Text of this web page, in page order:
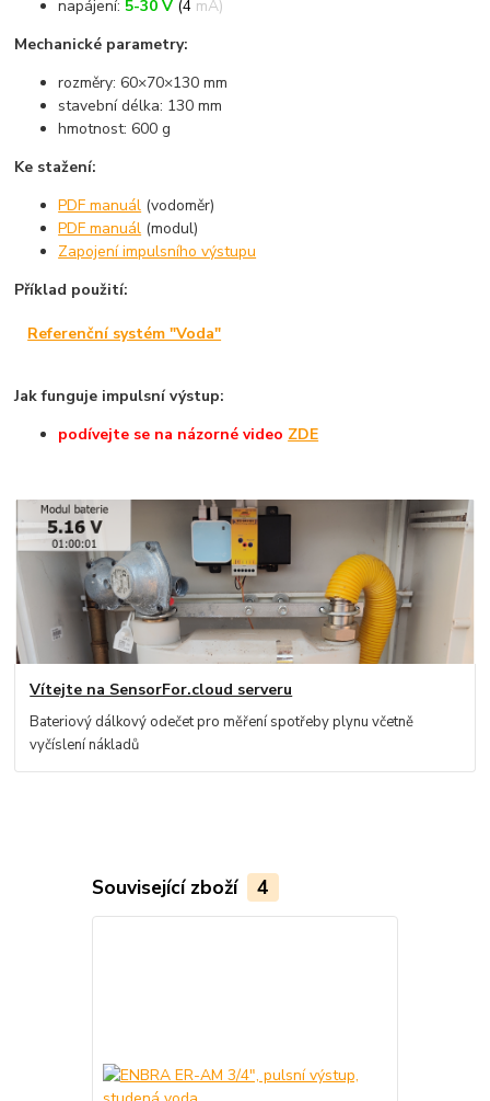
napájení: 5-30 V (4 mA)
Mechanické parametry:
rozměry: 60×70×130 mm
stavební délka: 130 mm
hmotnost: 600 g
Ke stažení:
PDF manuál (vodoměr)
PDF manuál (modul)
Zapojení impulsního výstupu
Příklad použití:
Referenční systém "Voda"
Jak funguje impulsní výstup:
podívejte se na názornévideo ZDE
Vítejte na SensorFor.cloud serveru
Bateriový dálkový odečet pro měření spotřeby plynu včetně
vyčíslení nákladů
Související zboží 4